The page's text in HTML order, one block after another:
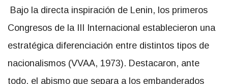
Bajo la directa inspiración de Lenin, los primeros
Congresos de la III Internacional establecieron una
estratégica diferenciación entre distintos tipos de
nacionalismos (VVAA, 1973). Destacaron, ante
todo, el abismo que separa a los embanderados